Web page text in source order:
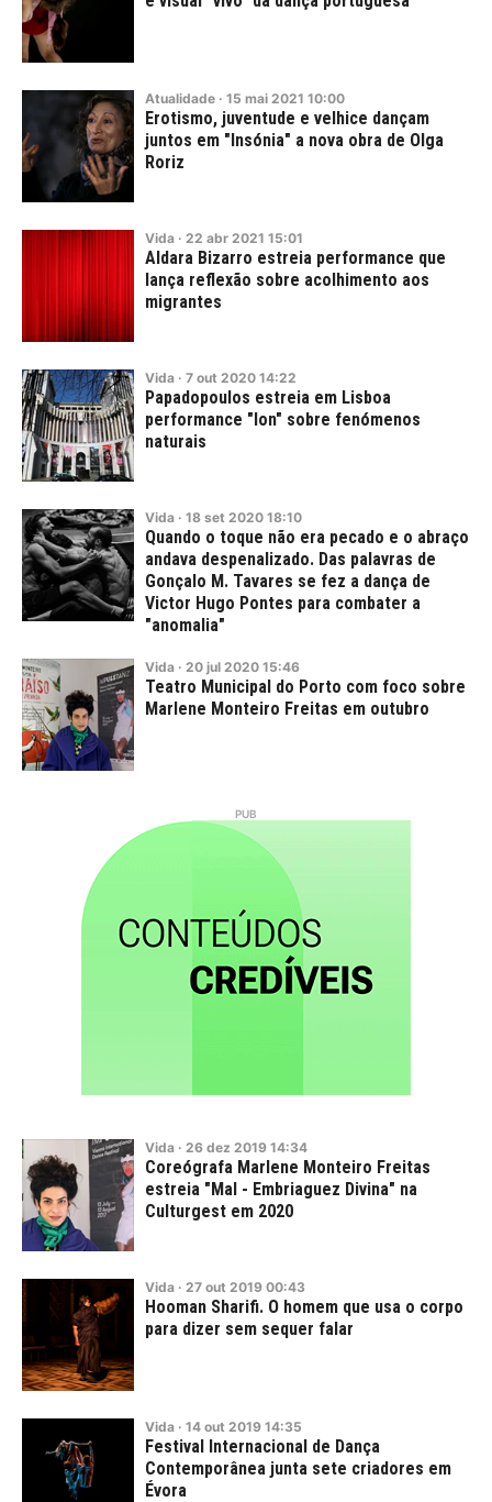
Atualidade · 15 mai 2021 10:00
Erotismo, juventude e velhice dançam
juntos em "Insónia" a nova obra de Olga
Roriz
Vida · 22 abr 2021 15:01
Aldara Bizarro estreia performance que
lança reflexão sobre acolhimento aos
migrantes
Vida · 7 out 2020 14:22
Papadopoulos estreia em Lisboa
performance "Ion" sobre fenómenos
naturais
Vida · 18 set 2020 18:10
Quando o toque não era pecado e o abraço
andava despenalizado. Das palavras de
Gonçalo M. Tavares se fez a dança de
Victor Hugo Pontes para combater a
"anomalia"
Vida · 20 jul 2020 15:46
Teatro Municipal do Porto com foco sobre
Marlene Monteiro Freitas em outubro
Vida · 26 dez 2019 14:34
Coreógrafa Marlene Monteiro Freitas
estreia "Mal - Embriaguez Divina" na
Culturgest em 2020
Vida · 27 out 2019 00:43
Hooman Sharifi. O homem que usa o corpo
para dizer sem sequer falar
Vida · 14 out 2019 14:35
Festival Internacional de Dança
Contemporânea junta sete criadores em
Évora